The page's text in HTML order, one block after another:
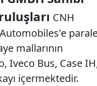
CNH
mallarının
Iveco Bus, Case
içermektedir.